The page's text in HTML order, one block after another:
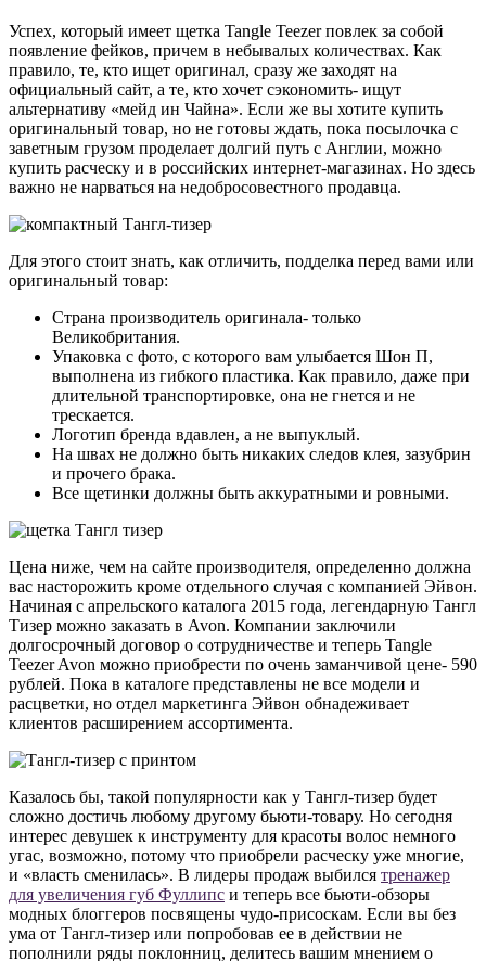
Успех, который имеет щетка Tangle Teezer повлек за собой
появление фейков, причем в небывалых количествах. Как
правило, те, кто ищет оригинал, сразу же заходят на
официальный сайт, а те, кто хочет сэкономить- ищут
альтернативу «мейд ин Чайна». Если же вы хотите купить
оригинальный товар, но не готовы ждать, пока посылочка с
заветным грузом проделает долгий путь с Англии, можно
купить расческу и в российских интернет-магазинах. Но здесь
важно не нарваться на недобросовестного продавца.
Для этого стоит знать, как отличить, подделка перед вами или
оригинальный товар:
Страна производитель оригинала- только
Великобритания.
Упаковка с фото, с которого вам улыбается Шон П,
выполнена из гибкого пластика. Как правило, даже при
длительной транспортировке, она не гнется и не
трескается.
Логотип бренда вдавлен, а не выпуклый.
На швах не должно быть никаких следов клея, зазубрин
и прочего брака.
Все щетинки должны быть аккуратными и ровными.
Цена ниже, чем на сайте производителя, определенно должна
вас насторожить кроме отдельного случая с компанией Эйвон.
Начиная с апрельского каталога 2015 года, легендарную Тангл
Тизер можно заказать в Avon. Компании заключили
долгосрочный договор о сотрудничестве и теперь Tangle
Teezer Avon можно приобрести по очень заманчивой цене- 590
рублей. Пока в каталоге представлены не все модели и
расцветки, но отдел маркетинга Эйвон обнадеживает
клиентов расширением ассортимента.
Казалось бы, такой популярности как у Тангл-тизер будет
сложно достичь любому другому бьюти-товару. Но сегодня
интерес девушек к инструменту для красоты волос немного
угас, возможно, потому что приобрели расческу уже многие,
и «власть сменилась». В лидеры продаж выбился тренажер
для увеличения губ Фуллипс и теперь все бьюти-обзоры
модных блоггеров посвящены чудо-присоскам. Если вы без
ума от Тангл-тизер или попробовав ее в действии не
пополнили ряды поклонниц, делитесь вашим мнением о